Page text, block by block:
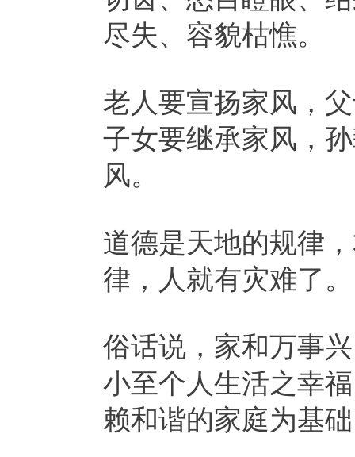
尽失、容貌枯憔。
老人要宣扬家风，
子女要继承家风，
风。
道德是天地的规律
律，人就有灾难了。
俗话说，家和万事
小至个人生活之幸
赖和谐的家庭为基